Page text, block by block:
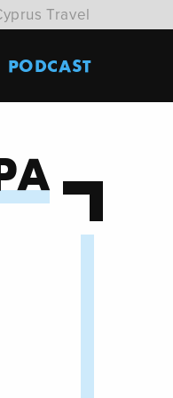
Travel
PODCAST